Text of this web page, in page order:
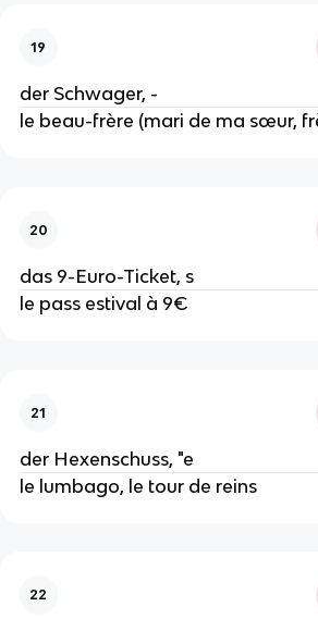
19
der Schwager, -
le beau-frère (mari de ma sœur,
20
das 9-Euro-Ticket, s
le pass estival à 9€
21
der Hexenschuss, "e
le lumbago, le tour de reins
22